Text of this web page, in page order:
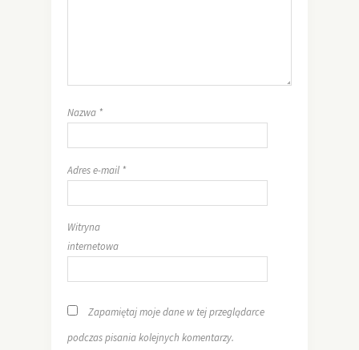
Nazwa *
Adres e-mail *
Witryna
internetowa
Zapamiętaj moje dane w tej przeglądarce
podczas pisania kolejnych komentarzy.